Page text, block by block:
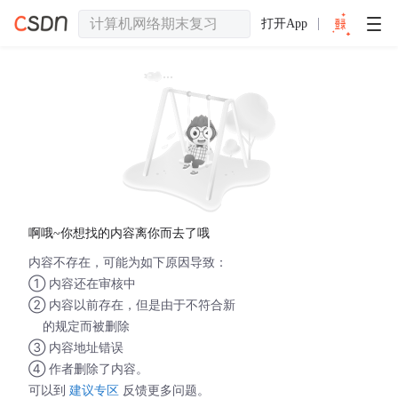
打开App
啊哦~你想找的内容离你而去了哦
内容不存在，可能为如下原因导致：
① 内容还在审核中
② 内容以前存在，但是由于不符合新
的规定而被删除
③ 内容地址错误
④ 作者删除了内容。
可以到 建议专区 反馈更多问题。